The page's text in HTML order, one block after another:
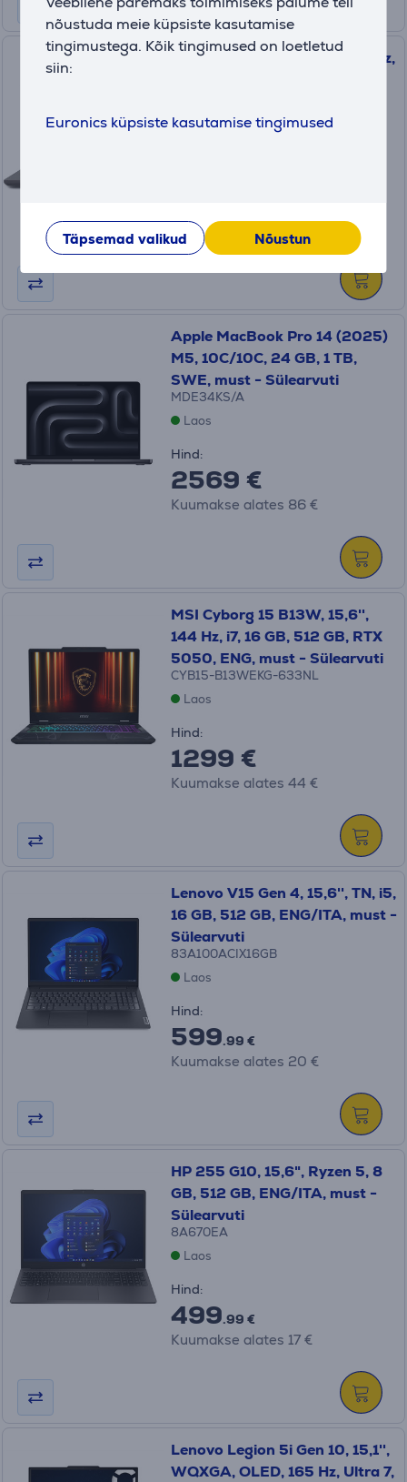
nõustuda meie küpsiste kasutamise
tingimustega. Kõik tingimused on loetletud
siin:
Euronics küpsiste kasutamise tingimused
Täpsemad valikud Nõustun
MSI Thin 15, 15,6'', FHD, 144 Hz,
THIN15-B13VE-2053NL
Kuumakse alates 34 €
Apple MacBook Pro 14 (2025)
M5, 10C/10C, 24 GB, 1 TB,
SWE, must - Sülearvuti
MDE34KS/A
Laos
Hind:
2569 €
Kuumakse alates 86 €
MSI Cyborg 15 B13W, 15,6'',
144 Hz, i7, 16 GB, 512 GB, RTX
5050, ENG, must - Sülearvuti
CYB15-B13WEKG-633NL
Laos
Hind:
1299 €
Kuumakse alates 44 €
Lenovo V15 Gen 4, 15,6'', TN, i5,
16 GB, 512 GB, ENG/ITA, must -
Sülearvuti
83A100ACIX16GB
Laos
Hind:
599.99 €
Kuumakse alates 20 €
HP 255 G10, 15,6", Ryzen 5, 8
GB, 512 GB, ENG/ITA, must -
Sülearvuti
8A670EA
Laos
Hind:
499.99 €
Kuumakse alates 17 €
Lenovo Legion 5i Gen 10, 15,1'',
WQXGA, OLED, 165 Hz, Ultra 7,